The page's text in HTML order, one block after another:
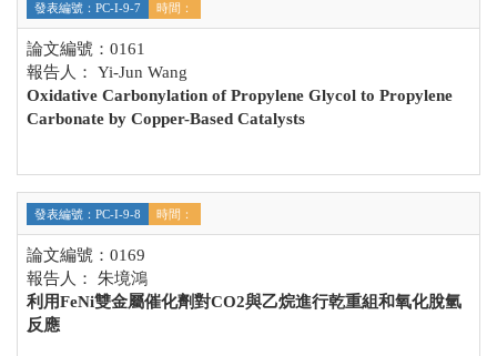
發表編號：PC-I-9-7 時間：
論文編號：0161
報告人： Yi-Jun Wang
Oxidative Carbonylation of Propylene Glycol to Propylene
Carbonate by Copper-Based Catalysts
發表編號：PC-I-9-8 時間：
論文編號：0169
報告人： 朱境鴻
利用FeNi雙金屬催化劑對CO2與乙烷進行乾重組和氧化脫氫
反應